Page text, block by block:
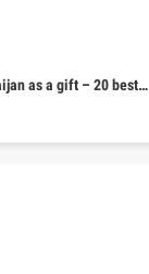
as a gift – 20 best…